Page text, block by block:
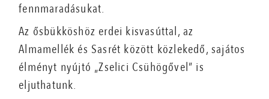
fennmaradásukat.
Az ősbükköshöz erdei kisvasúttal, az
Almamellék és Sasrét között közlekedő, sajátos
élményt nyújtó „Zselici Csühögővel” is
eljuthatunk.